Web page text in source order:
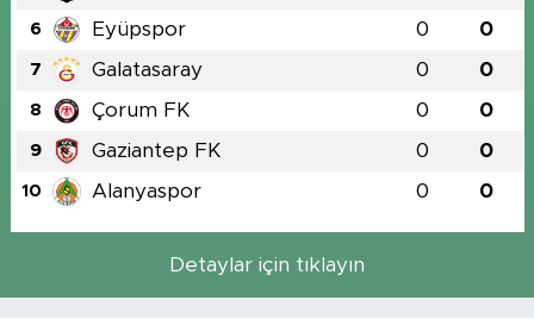
6 Eyüpspor 0 0
7 Galatasaray 0 0
8 Çorum FK 0 0
9 Gaziantep FK 0 0
10 Alanyaspor 0 0
Detaylar için tıklayın